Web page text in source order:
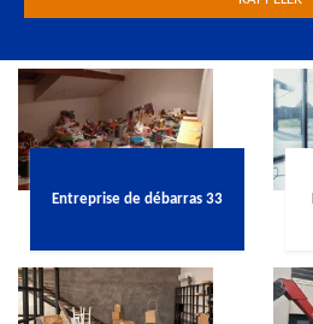
Entreprise de débarras 33